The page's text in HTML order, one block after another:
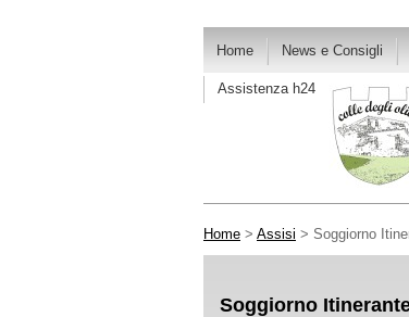
Home News e Consigli
Assistenza h24
Home > Assisi > Soggiorno
Soggiorno